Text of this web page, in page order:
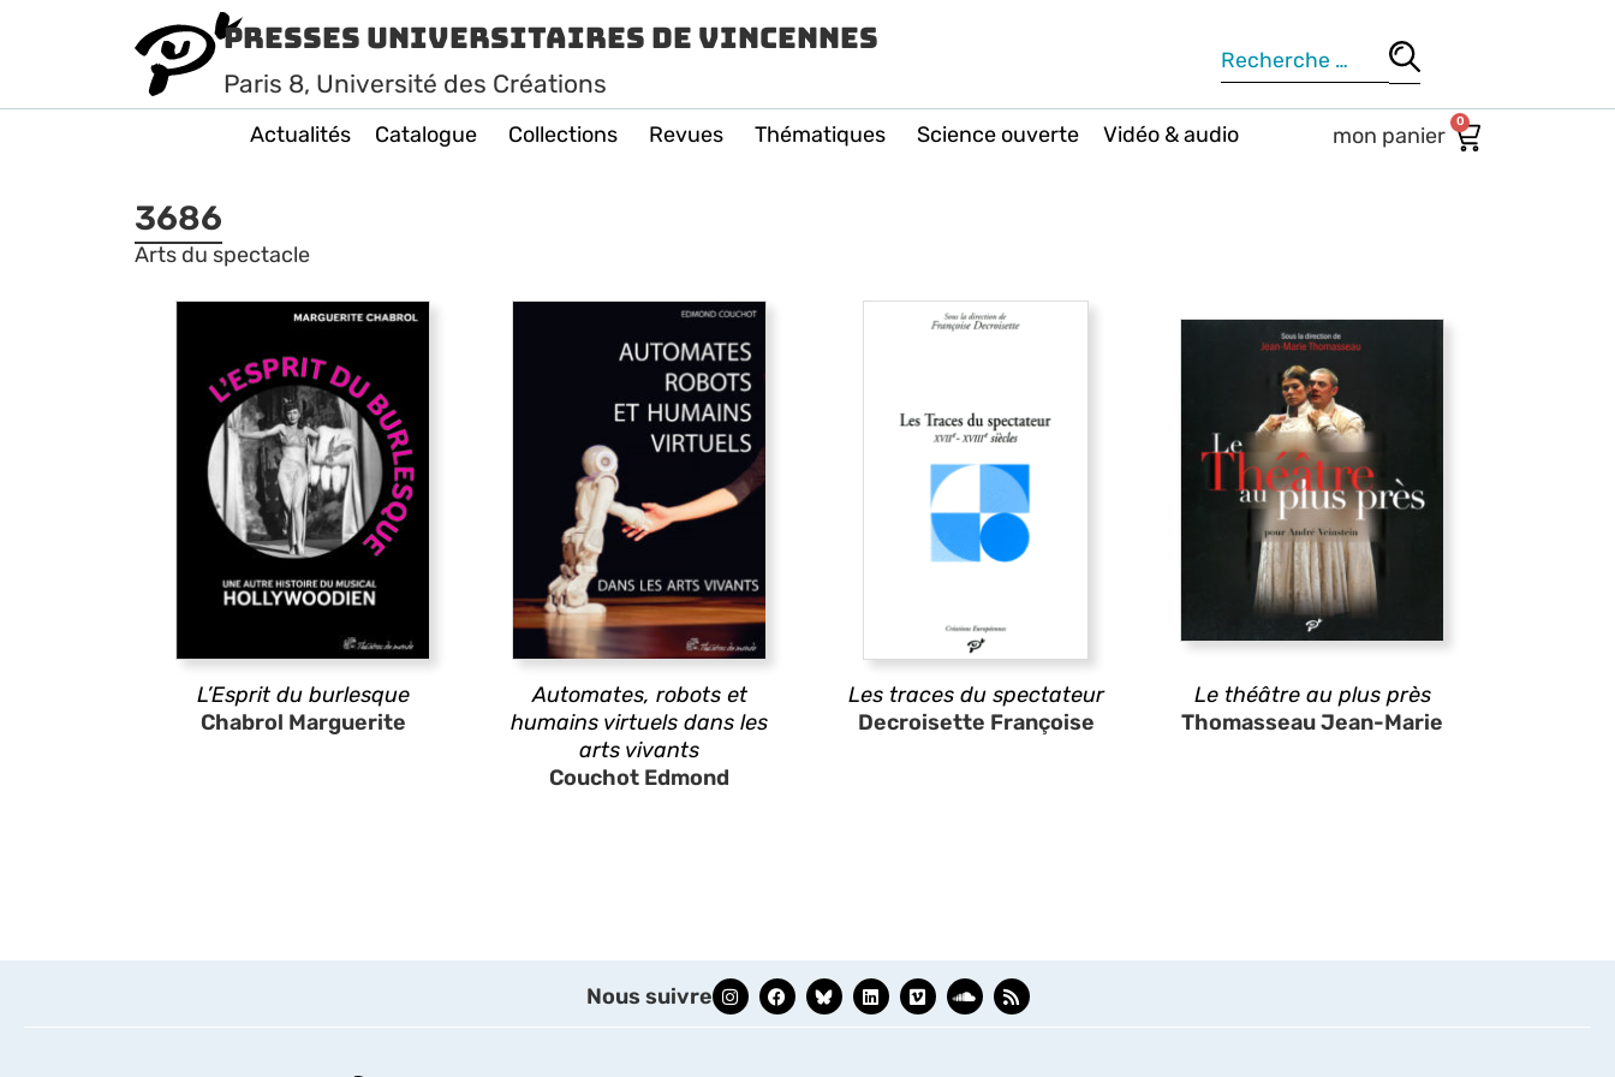
Presses Universitaires de Vincennes
Paris 8, Université des Créations
Actualités Catalogue Collections Revues Thématiques Science ouverte Vidéo & audio 0
3686
Arts du spectacle
L’Esprit du burlesque
Chabrol Marguerite
Automates, robots et
humains virtuels dans les
arts vivants
Couchot Edmond
Les traces du spectateur
Decroisette Françoise
Le théâtre au plus près
Thomasseau Jean-Marie
Nous suivre